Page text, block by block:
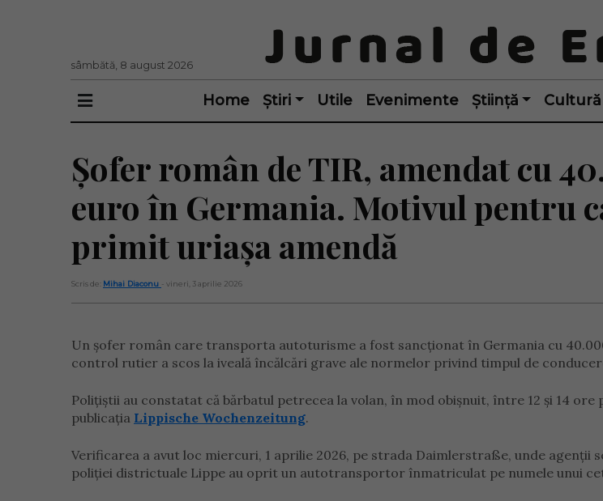
sâmbătă, 8 august 2026
Home Știri Utile Evenimente Știință Cultură
Șofer român de TIR, amendat cu
euro în Germania. Motivul pentru
primit uriașa amendă
Scris de: Mihai Diaconu - vineri, 3 aprilie 2026
Un șofer român care transporta autoturisme a fost sancționat în Germania cu
control rutier a scos la iveală încălcări grave ale normelor privind timpul de
Polițiștii au constatat că bărbatul petrecea la volan, în mod obișnuit, între 12 și 14 ore
publicația Lippische Wochenzeitung.
Verificarea a avut loc miercuri, 1 aprilie 2026, pe strada Daimlerstraße, unde agenții
poliției districtuale Lippe au oprit un autotransportor înmatriculat pe numele unui